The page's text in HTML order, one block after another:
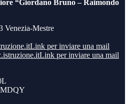
“Giordano Bruno – Raimondo
Venezia-Mestre
Link per inviare una mail
Link per inviare una mail